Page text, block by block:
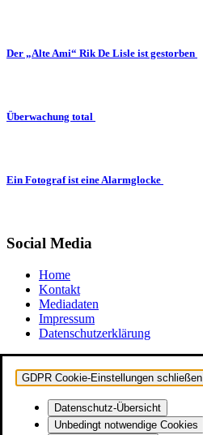
Der „Alte Ami“ Rik De Lisle ist gestorben
Überwachung total
Ein Fotograf ist eine Alarmglocke
Social Media
Home
Kontakt
Mediadaten
Impressum
Datenschutzerklärung
GDPR Cookie-Einstellungen schließen
Datenschutz-Übersicht
Unbedingt notwendige Cookies